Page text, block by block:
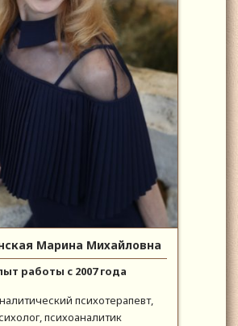
Марина Михайловна
работы с 2007 года
психотерапевт,
психоаналитик